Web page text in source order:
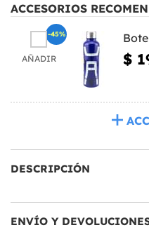
ACCESORIOS
AÑADIR $
-45%
DESCRIPCIÓN
ENVÍO Y